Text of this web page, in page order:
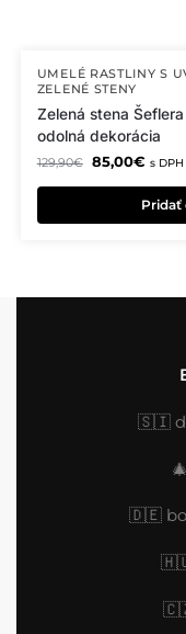
UMELÉ RASTLINY S
ZELENÉ STENY
Zelená stena
odolná dekorácia
129,90€ 85,00€ s DPH
Pridať
🇸🇮
🎄
🇩🇪